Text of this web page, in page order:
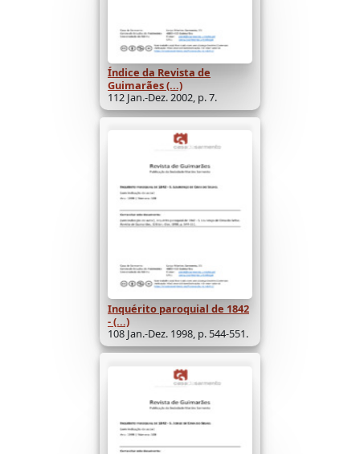
Índice da Revista de
Guimarães (...)
112 Jan.-Dez. 2002, p. 7.
Inquérito paroquial de 1842
- (...)
108 Jan.-Dez. 1998, p. 544-551.